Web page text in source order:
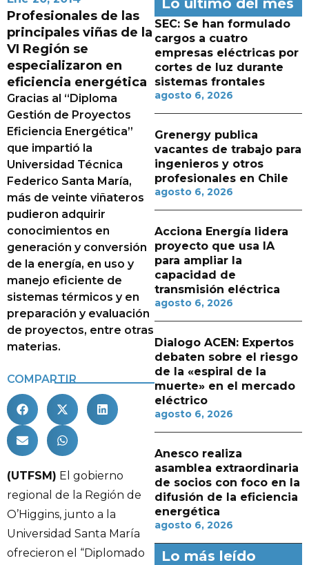
Profesionales de las
principales viñas de la
VI Región se
especializaron en
eficiencia energética
Gracias al “Diploma
Gestión de Proyectos
Eficiencia Energética”
que impartió la
Universidad Técnica
Federico Santa María,
más de veinte viñateros
pudieron adquirir
conocimientos en
generación y conversión
de la energía, en uso y
manejo eficiente de
sistemas térmicos y en
preparación y evaluación
de proyectos, entre otras
materias.
COMPARTIR
(UTFSM) El gobierno
regional de la Región de
O’Higgins, junto a la
Universidad Santa María
ofrecieron el “Diplomado
Lo último del mes
SEC: Se han formulado
cargos a cuatro
empresas eléctricas por
cortes de luz durante
sistemas frontales
agosto 6, 2026
Grenergy publica
vacantes de trabajo para
ingenieros y otros
profesionales en Chile
agosto 6, 2026
Acciona Energía lidera
proyecto que usa IA
para ampliar la
capacidad de
transmisión eléctrica
agosto 6, 2026
Dialogo ACEN: Expertos
debaten sobre el riesgo
de la «espiral de la
muerte» en el mercado
eléctrico
agosto 6, 2026
Anesco realiza
asamblea extraordinaria
de socios con foco en la
difusión de la eficiencia
energética
agosto 6, 2026
Lo más leído